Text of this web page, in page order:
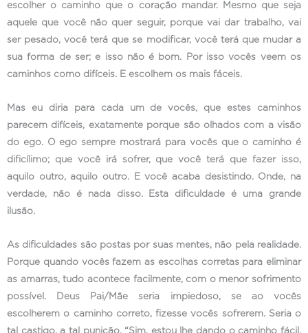
escolher o caminho que o coração mandar. Mesmo que seja
aquele que você não quer seguir, porque vai dar trabalho, vai
ser pesado, você terá que se modificar, você terá que mudar a
sua forma de ser; e isso não é bom. Por isso vocês veem os
caminhos como difíceis. E escolhem os mais fáceis.
Mas eu diria para cada um de vocês, que estes caminhos
parecem difíceis, exatamente porque são olhados com a visão
do ego. O ego sempre mostrará para vocês que o caminho é
dificílimo; que você irá sofrer, que você terá que fazer isso,
aquilo outro, aquilo outro. E você acaba desistindo. Onde, na
verdade, não é nada disso. Esta dificuldade é uma grande
ilusão.
As dificuldades são postas por suas mentes, não pela realidade.
Porque quando vocês fazem as escolhas corretas para eliminar
as amarras, tudo acontece facilmente, com o menor sofrimento
possível. Deus Pai/Mãe seria impiedoso, se ao vocês
escolherem o caminho correto, fizesse vocês sofrerem. Seria o